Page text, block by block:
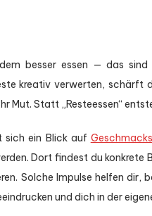
besser essen — das
kreativ verwerten, schärft
Mut. Statt „Resteessen“
sich ein Blick auf
Dort findest du konkrete
Solche Impulse helfen dir,
und dich in der